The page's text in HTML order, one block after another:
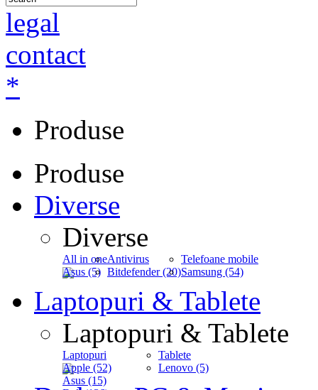
legal
contact
*
Produse
Produse
Diverse
Diverse
All in one
Asus (5)
Antivirus
Bitdefender (20)
Telefoane mobile
Samsung (54)
Laptopuri & Tablete
Laptopuri & Tablete
Laptopuri
Apple (52)
Asus (15)
Tablete
Lenovo (5)